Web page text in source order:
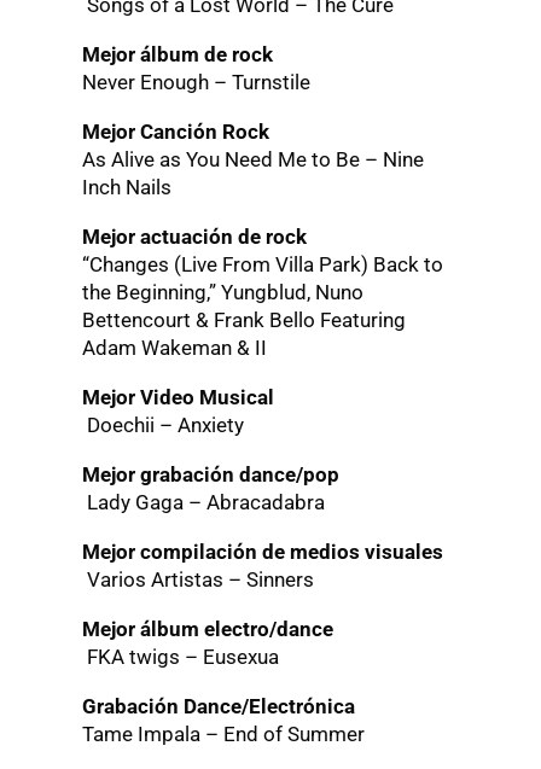
Songs of a Lost World – The Cure
Mejor álbum de rock
Never Enough – Turnstile
Mejor Canción Rock
As Alive as You Need Me to Be – Nine
Inch Nails
Mejor actuación de rock
“Changes (Live From Villa Park) Back to
the Beginning,” Yungblud, Nuno
Bettencourt & Frank Bello Featuring
Adam Wakeman & II
Mejor Video Musical
Doechii – Anxiety
Mejor grabación dance/pop
Lady Gaga – Abracadabra
Mejor compilación de medios visuales
Varios Artistas – Sinners
Mejor álbum electro/dance
FKA twigs – Eusexua
Grabación Dance/Electrónica
Tame Impala – End of Summer